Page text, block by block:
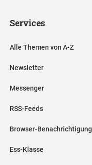
Services
Alle Themen von A-Z
Newsletter
Messenger
RSS-Feeds
Browser-Benachrichtigung
Ess-Klasse